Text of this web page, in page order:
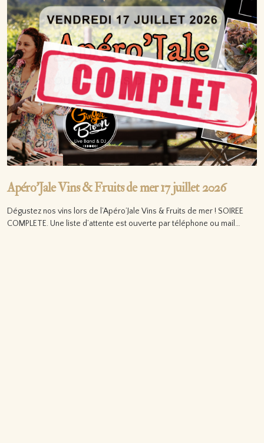
Apéro’Jale Vins & Fruits de mer 17 juillet 2026
Dégustez nos vins lors de l’Apéro’Jale Vins & Fruits de mer ! SOIREE
COMPLETE. Une liste d’attente est ouverte par téléphone ou mail…